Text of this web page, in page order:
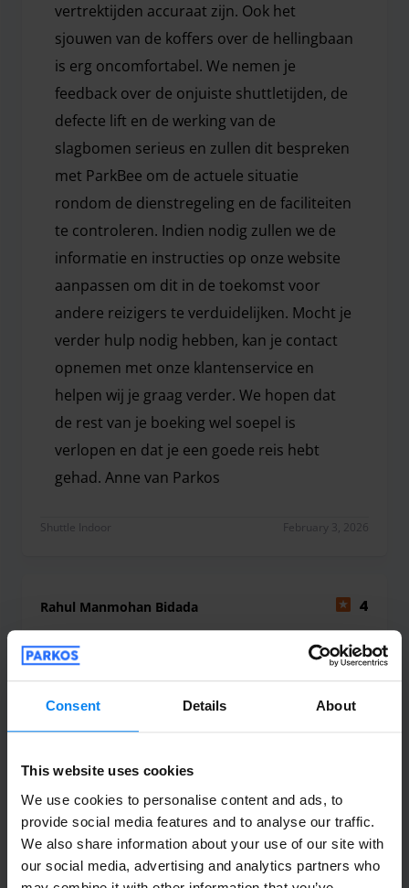
Consent Details About
This website uses cookies
We use cookies to personalise content and ads, to
provide social media features and to analyse our traffic.
We also share information about your use of our site with
our social media, advertising and analytics partners who
vertrektijden accuraat zijn. Ook het
sjouwen van de koffers over de hellingbaan
is erg oncomfortabel. We nemen je
feedback over de onjuiste shuttletijden, de
defecte lift en de werking van de
slagbomen serieus en zullen dit bespreken
met ParkBee om de actuele situatie
rondom de dienstregeling en de faciliteiten
te controleren. Indien nodig zullen we de
informatie en instructies op onze website
aanpassen om dit in de toekomst voor
andere reizigers te verduidelijken. Mocht je
verder hulp nodig hebben, kan je contact
opnemen met onze klantenservice en
helpen wij je graag verder. We hopen dat
de rest van je boeking wel soepel is
verlopen en dat je een goede reis hebt
gehad. Anne van Parkos
Shuttle Indoor February 3, 2026
Rahul Manmohan Bidada 4
No clear procedure or instructions from
parkos about how to open barricade at
parking and hotel staff was also not
helpful at all. It was not good experience,
Parkos
Hey Rahul, thank you for your review. Sorry